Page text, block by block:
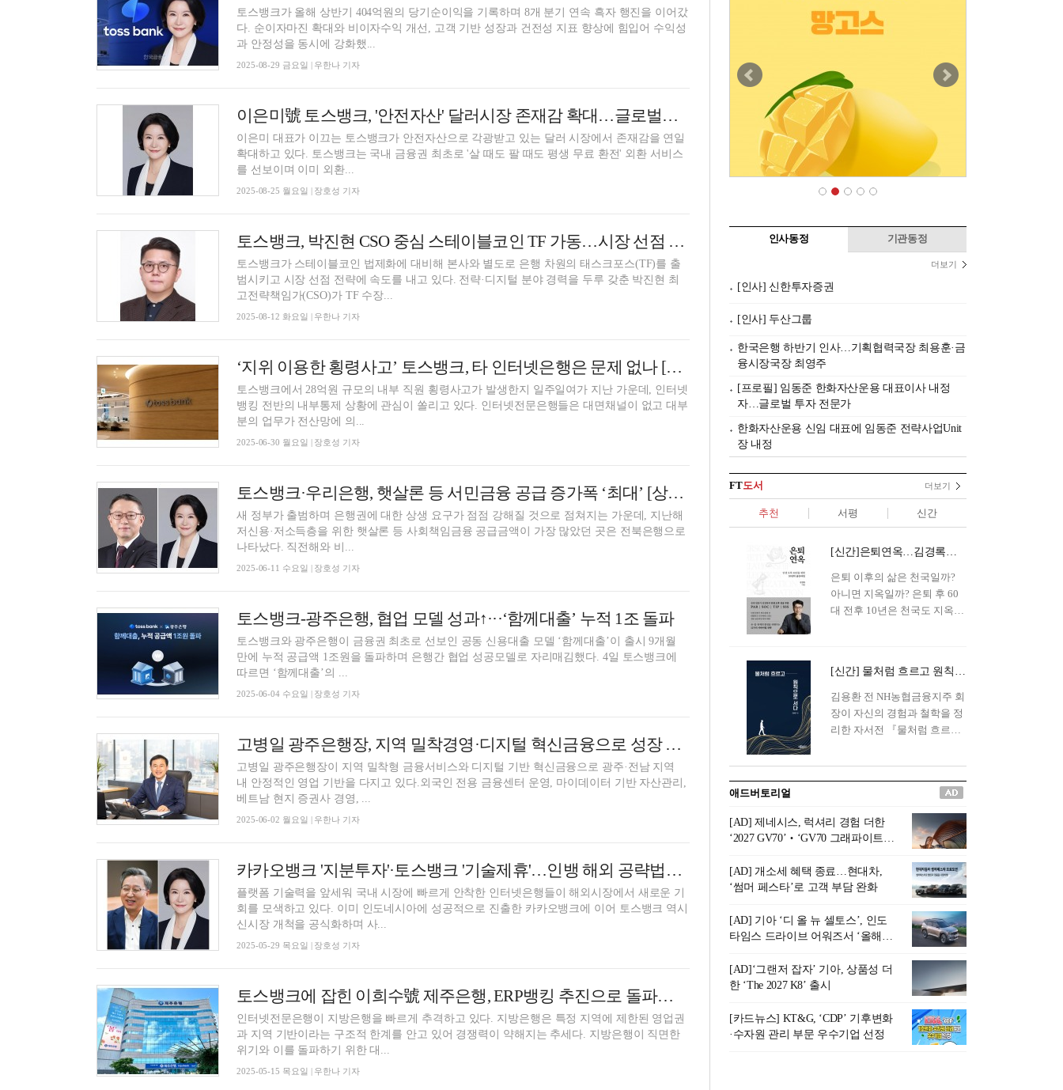
토스뱅크가 올해 상반기 404억원의 당기순이익을 기록하며 8개 분기 연속 흑자 행진을 이어갔
다. 순이자마진 확대와 비이자수익 개선, 고객 기반 성장과 건전성 지표 향상에 힘입어 수익성
과 안정성을 동시에 강화했...
2025-08-29 금요일 | 우한나 기자
이은미號 토스뱅크, '안전자산' 달러시장 존재감 확대…글로벌은행 잰걸음 [인뱅 생존 전략]
이은미 대표가 이끄는 토스뱅크가 안전자산으로 각광받고 있는 달러 시장에서 존재감을 연일
확대하고 있다. 토스뱅크는 국내 금융권 최초로 '살 때도 팔 때도 평생 무료 환전' 외환 서비스
를 선보이며 이미 외환...
2025-08-25 월요일 | 장호성 기자
토스뱅크, 박진현 CSO 중심 스테이블코인 TF 가동…시장 선점 속도 [인뱅 스테이블코인 전략]
토스뱅크가 스테이블코인 법제화에 대비해 본사와 별도로 은행 차원의 태스크포스(TF)를 출
범시키고 시장 선점 전략에 속도를 내고 있다. 전략·디지털 분야 경력을 두루 갖춘 박진현 최
고전략책임가(CSO)가 TF 수장...
2025-08-12 화요일 | 우한나 기자
‘지위 이용한 횡령사고’ 토스뱅크, 타 인터넷은행은 문제 없나 [금융사고 줌인]
토스뱅크에서 28억원 규모의 내부 직원 횡령사고가 발생한지 일주일여가 지난 가운데, 인터넷
뱅킹 전반의 내부통제 상황에 관심이 쏠리고 있다. 인터넷전문은행들은 대면채널이 없고 대부
분의 업무가 전산망에 의...
2025-06-30 월요일 | 장호성 기자
토스뱅크·우리은행, 햇살론 등 서민금융 공급 증가폭 ‘최대’ [상생하는 은행]
새 정부가 출범하며 은행권에 대한 상생 요구가 점점 강해질 것으로 점쳐지는 가운데, 지난해
저신용·저소득층을 위한 햇살론 등 사회책임금융 공급금액이 가장 많았던 곳은 전북은행으로
나타났다. 직전해와 비...
2025-06-11 수요일 | 장호성 기자
토스뱅크-광주은행, 협업 모델 성과↑···‘함께대출’ 누적 1조 돌파
토스뱅크와 광주은행이 금융권 최초로 선보인 공동 신용대출 모델 ‘함께대출’이 출시 9개월
만에 누적 공급액 1조원을 돌파하며 은행간 협업 성공모델로 자리매김했다. 4일 토스뱅크에
따르면 ‘함께대출’의 ...
2025-06-04 수요일 | 장호성 기자
고병일 광주은행장, 지역 밀착경영·디지털 혁신금융으로 성장 견인 [지방은행 리더십]
고병일 광주은행장이 지역 밀착형 금융서비스와 디지털 기반 혁신금융으로 광주·전남 지역
내 안정적인 영업 기반을 다지고 있다.외국인 전용 금융센터 운영, 마이데이터 기반 자산관리,
베트남 현지 증권사 경영, ...
2025-06-02 월요일 | 우한나 기자
카카오뱅크 '지분투자'·토스뱅크 '기술제휴'…인뱅 해외 공략법은 [인뱅은 지금]
플랫폼 기술력을 앞세워 국내 시장에 빠르게 안착한 인터넷은행들이 해외시장에서 새로운 기
회를 모색하고 있다. 이미 인도네시아에 성공적으로 진출한 카카오뱅크에 이어 토스뱅크 역시
신시장 개척을 공식화하며 사...
2025-05-29 목요일 | 장호성 기자
토스뱅크에 잡힌 이희수號 제주은행, ERP뱅킹 추진으로 돌파구 [지방은행-인뱅 추격전③]
인터넷전문은행이 지방은행을 빠르게 추격하고 있다. 지방은행은 특정 지역에 제한된 영업권
과 지역 기반이라는 구조적 한계를 안고 있어 경쟁력이 약해지는 추세다. 지방은행이 직면한
위기와 이를 돌파하기 위한 대...
2025-05-15 목요일 | 우한나 기자
인사동정 기관동정
더보기
[인사] 신한투자증권
[인사] 두산그룹
한국은행 하반기 인사…기획협력국장 최용훈·금
융시장국장 최영주
[프로필] 임동준 한화자산운용 대표이사 내정
자…글로벌 투자 전문가
한화자산운용 신임 대표에 임동준 전략사업Unit
장 내정
FT도서 더보기
추천 서평 신간
[신간]은퇴연옥…김경록의 은퇴 후 삶의 나침반
은퇴 이후의 삶은 천국일까?
아니면 지옥일까? 은퇴 후 60
대 전후 10년은 천국도 지옥도
은퇴 설계를 가이드해 온 김경
록 옵투스자산운용의 고문이
신간 『은퇴연옥』을 내놓았
다.단테는 지옥을 '모든 희망을
록 고문은 새로운 시각을 제시
0년의 과도기는 지옥이 아니라
정화와 성장의 공간인 ‘은퇴연
옥(Purgatory)’이라는 것이다.
연옥은 고통스럽지만 끝이 있
으며, 준비를 통해 천국으로 나
아갈 수 있는 희망의 장소라고
말한
[신간] 물처럼 흐르고 원칙으로 서다…김용환의 통찰을 담다
김용환 전 NH농협금융지주 회
장이 자신의 경험과 철학을 정
리한 자서전 『물처럼 흐르고
통 관료 출신으로 한국 금융의
주요 변곡점마다 중요한 역할
을 하고 금융 경영인으로서 큰
족적을 남긴 김 전 회장이 후배
세대에게 전하는 삶의 조언을
담은 인생 노트다.『물처럼 흐
르고 원칙으로 서다』는 단순
한 자서전을 넘어, 실패를 두려
워하지 않는 용기와 자신에 대
한 믿음이 어떻게 삶을 풍요롭
게 만드는지를 보여주는 지혜
의 보고로 평가된다.김용환 전
회장은 “인생의 목표가 크더라
도 조급해하지 말고 작은 것부
터 하나 하나 성취해 나가
라”고 조언한다. 뼈아픈 실패
조차 성공의 뼈대가 된다는 긍
애드버토리얼
[AD] 제네시스, 럭셔리 경험 더한
‘2027 GV70’‧‘GV70 그래파이트’
[AD] 개소세 혜택 종료…현대차,
‘썸머 페스타’로 고객 부담 완화
[AD] 기아 ‘디 올 뉴 셀토스’, 인도
타임스 드라이브 어워즈서 ‘올해의
[AD]‘그랜저 잡자’ 기아, 상품성 더
한 ‘The 2027 K8’ 출시
[카드뉴스] KT&G, ‘CDP’ 기후변화
·수자원 관리 부문 우수기업 선정